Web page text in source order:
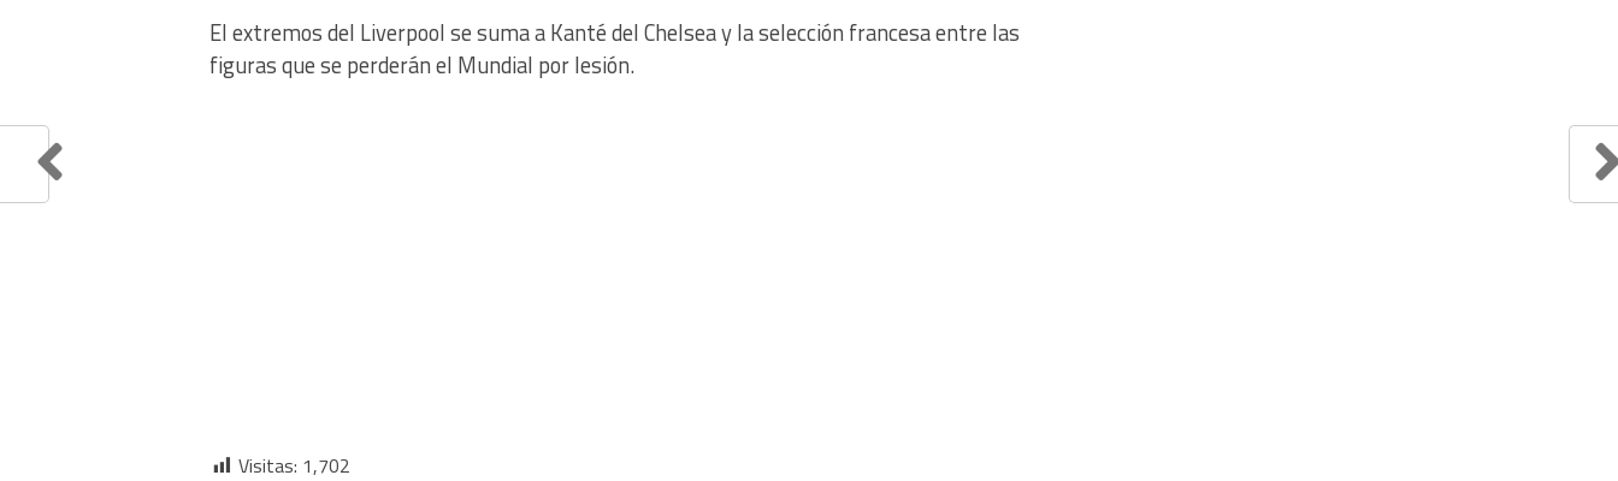
El extremos del Liverpool se suma a Kanté del Chelsea y la selección francesa entre las
figuras que se perderán el Mundial por lesión.
Visitas: 1,702